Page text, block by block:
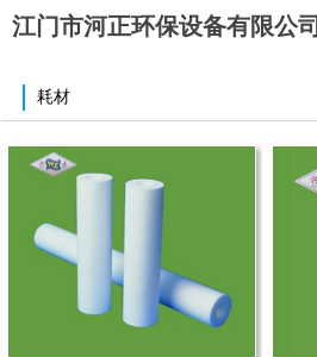
江门市河正环保设备有限公司
耗材